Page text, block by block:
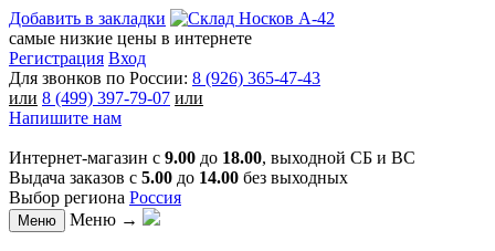
Добавить в закладки
самые низкие цены в интернете
Регистрация Вход
Для звонков по России: 8 (926) 365-47-43
или 8 (499) 397-79-07 или
Напишите нам
Интернет-магазин с 9.00 до 18.00, выходной СБ и ВС
Выдача заказов с 5.00 до 14.00 без выходных
Выбор региона Россия
Меню Меню →